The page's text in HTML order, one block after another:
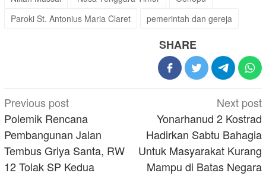
Paroki St. Antonius Maria Claret
pemerintah dan gereja
SHARE
Post
navigation
Previous post
Polemik Rencana
Pembangunan Jalan
Tembus Griya Santa, RW
12 Tolak SP Kedua
Next post
Yonarhanud 2 Kostrad
Hadirkan Sabtu Bahagia
Untuk Masyarakat Kurang
Mampu di Batas Negara